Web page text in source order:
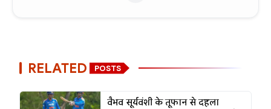
RELATED POSTS
वैभव सूर्यवंशी के तूफान से दहला